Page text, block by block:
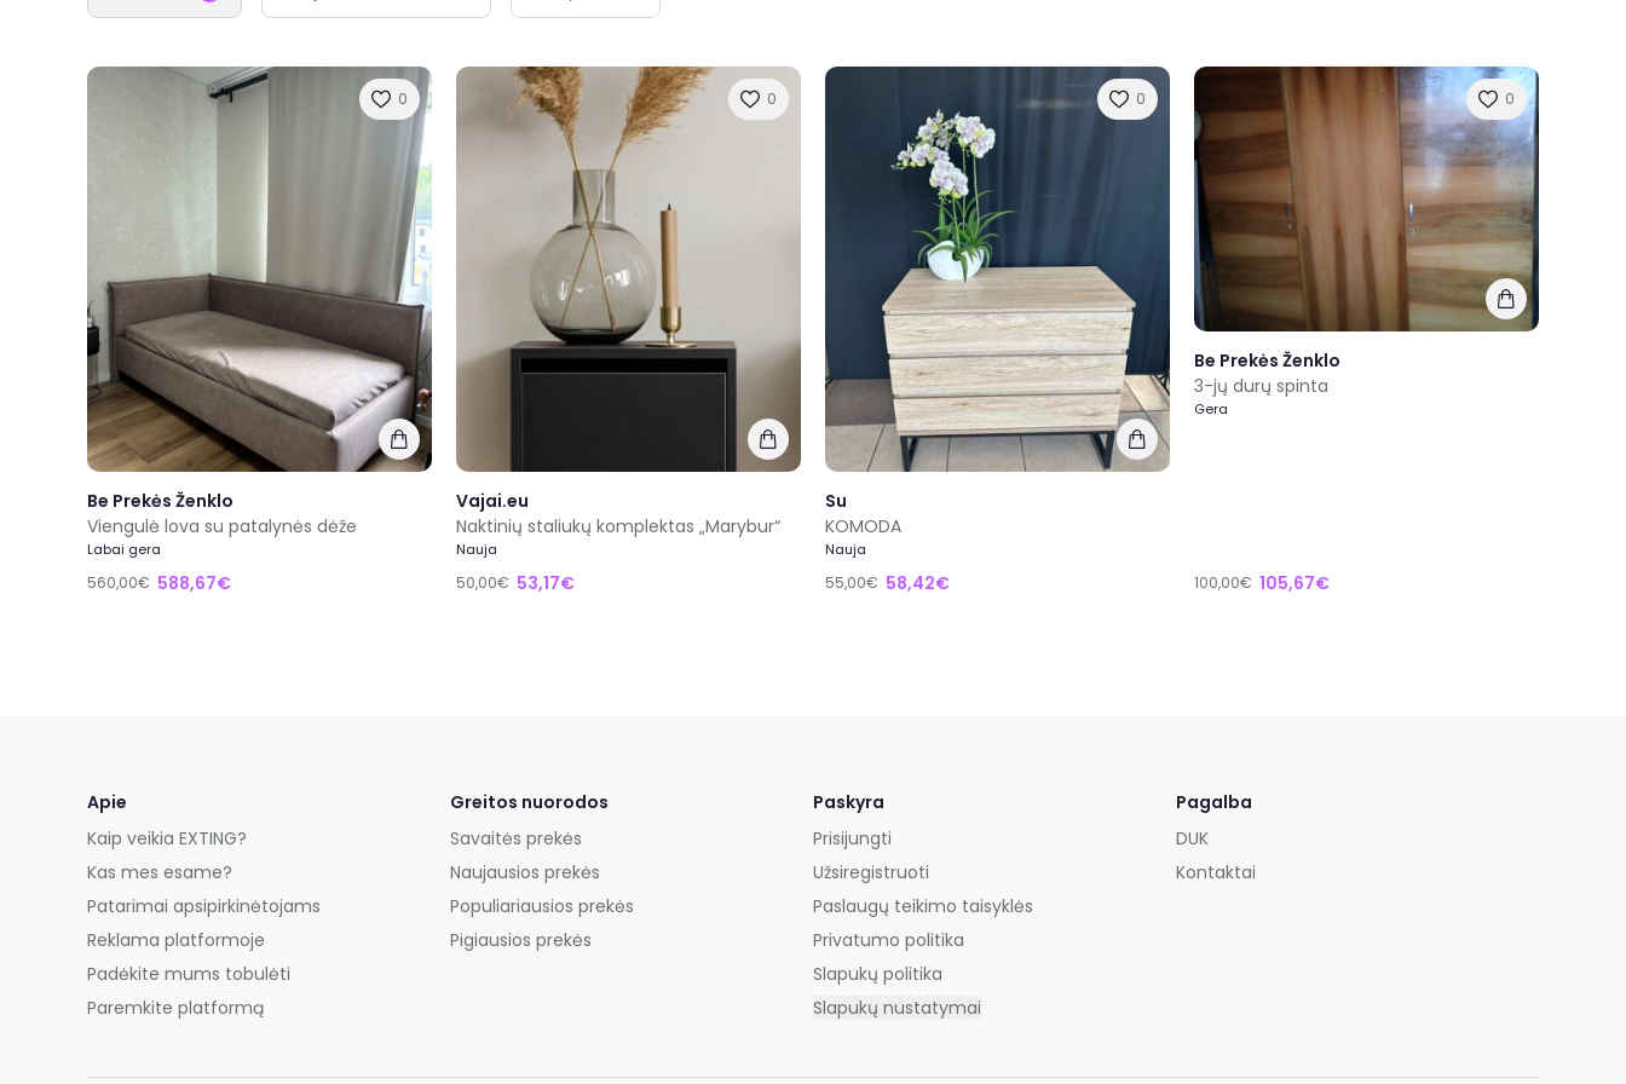
0
Be Prekės Ženklo
Viengulė lova su patalynės dėže
Labai gera
560,00€ 588,67€
0
Vajai.eu
Naktinių staliukų komplektas „Marybur“
Nauja
50,00€ 53,17€
0
Su
KOMODA
Nauja
55,00€ 58,42€
0
Be Prekės Ženklo
3-jų durų spinta
Gera
100,00€ 105,67€
Apie
Kaip veikia EXTING?
Kas mes esame?
Patarimai apsipirkinėtojams
Reklama platformoje
Padėkite mums tobulėti
Paremkite platformą
Greitos nuorodos
Savaitės prekės
Naujausios prekės
Populiariausios prekės
Pigiausios prekės
Paskyra
Prisijungti
Užsiregistruoti
Paslaugų teikimo taisyklės
Privatumo politika
Slapukų politika
Slapukų nustatymai
Pagalba
DUK
Kontaktai